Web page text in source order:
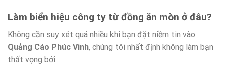
Làm biển hiệu công ty từ đồng ăn mòn ở đâu?
Không cần suy xét quá nhiều khi bạn đặt niềm tin vào
Quảng Cáo Phúc Vinh, chúng tôi nhất định không làm bạn
thất vọng bởi: